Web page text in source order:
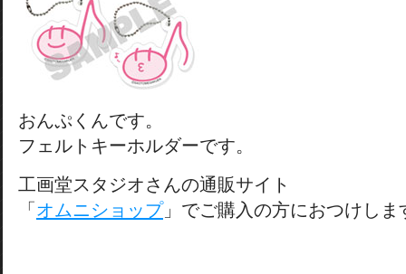
おんぷくんです。
フェルトキーホルダーです。
工画堂スタジオさんの通販サイト
「 オムニショップ」でご購入の方におつけしま